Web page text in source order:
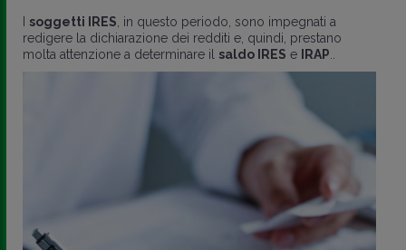
soggetti IRES , in questo periodo, sono impegnati a
redigere la dichiarazione dei redditi e, quindi, prestano
molta attenzione a determinare il saldo IRES e IRAP